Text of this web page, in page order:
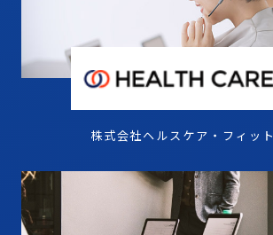
株式会社ヘルスケア・ フィット